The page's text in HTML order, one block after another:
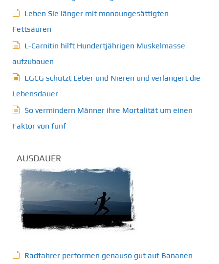
Leben Sie länger mit monoungesättigten
Fettsäuren
L-Carnitin hilft Hundertjährigen Muskelmasse
aufzubauen
EGCG schützt Leber und Nieren und verlängert die
Lebensdauer
So vermindern Männer ihre Mortalität um einen
Faktor von fünf
AUSDAUER
Radfahrer performen genauso gut auf Bananen